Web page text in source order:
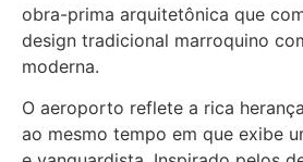
obra-prima arquitetônica que
design tradicional marroquino
moderna.
O aeroporto reflete a rica
ao mesmo tempo em que exibe